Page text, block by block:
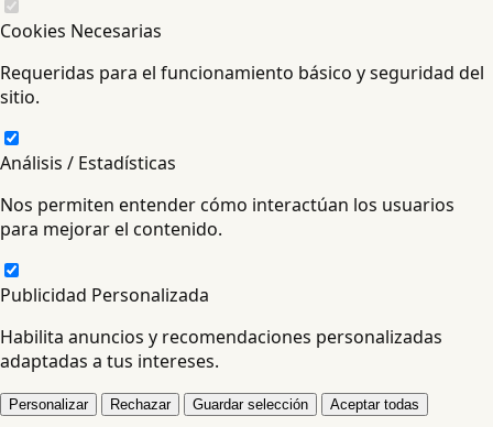
Cookies Necesarias
Requeridas para el funcionamiento básico y seguridad del
sitio.
Análisis / Estadísticas
Nos permiten entender cómo interactúan los usuarios
para mejorar el contenido.
Publicidad Personalizada
Habilita anuncios y recomendaciones personalizadas
adaptadas a tus intereses.
Personalizar Rechazar Guardar selección Aceptar todas